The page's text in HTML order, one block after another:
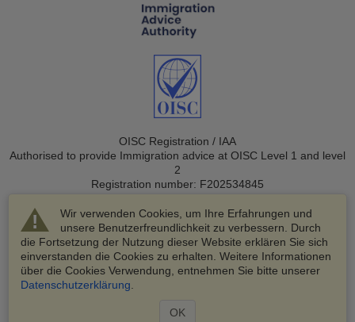
Wir verwenden Cookies, um Ihre Erfahrungen und
unsere Benutzerfreundlichkeit zu verbessern. Durch
die Fortsetzung der Nutzung dieser Website erklären Sie sich
einverstanden die Cookies zu erhalten. Weitere Informationen
über die Cookies Verwendung, entnehmen Sie bitte unserer
Datenschutzerklärung
OK
OISC Registration / IAA
Authorised to provide Immigration advice at OISC Level 1 and level
2
Registration number: F202534845
© 2003-2026 VisaHQ.com, Inc. Alle Rechte vorbehalten.
VisaHQ und das VisaHQ-Logo sind eingetragene Marken von
VisaHQ.com, Inc.